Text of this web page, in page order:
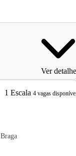
Ver
1 Escala 4 vagas